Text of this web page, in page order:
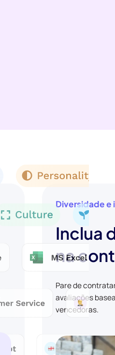
Diversidade e
Inclua
na
Pare de
avaliações
vencedoras.